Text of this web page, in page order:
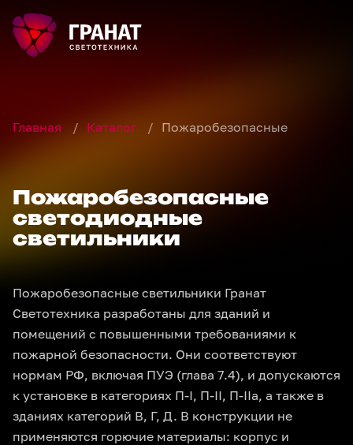
Главная / Каталог / Пожаробезопасные
Пожаробезопасные
светодиодные
светильники
Пожаробезопасные светильники Гранат
Светотехника разработаны для зданий и
помещений с повышенными требованиями к
пожарной безопасности. Они соответствуют
нормам РФ, включая ПУЭ (глава 7.4), и допускаются
к установке в категориях П-I, П-II, П-IIа, а также в
зданиях категорий В, Г, Д. В конструкции не
применяются горючие материалы: корпус и